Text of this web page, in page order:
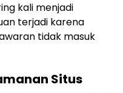
kali menjadi
terjadi karena
tidak masuk
Situs